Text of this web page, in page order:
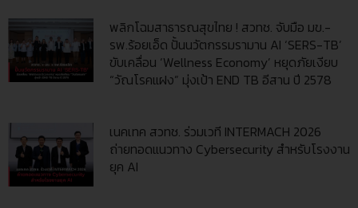
พลิกโฉมสาธารณสุขไทย ! สวทช. จับมือ มข.-
รพ.ร้อยเอ็ด ปั้นนวัตกรรมรามาน AI ‘SERS-TB’
ขับเคลื่อน ‘Wellness Economy’ หยุดภัยเงียบ
“วัณโรคแฝง” มุ่งเป้า END TB อีสาน ปี 2578
เนคเทค สวทช. ร่วมเวที INTERMACH 2026
ถ่ายทอดแนวทาง Cybersecurity สำหรับโรงงาน
ยุค AI